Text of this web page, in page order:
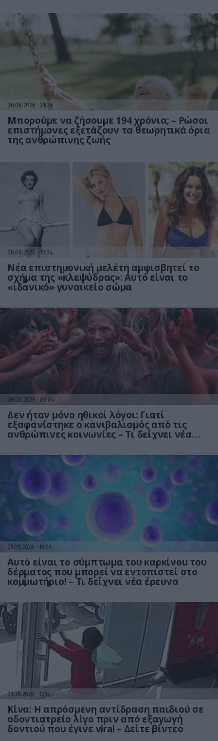
06.08.2026 21:06
Μπορούμε να ζήσουμε 194 χρόνια; – Ρώσοι
επιστήμονες εξετάζουν τα θεωρητικά όρια
της ανθρώπινης ζωής
06.08.2026 15:04
Νέα επιστημονική μελέτη αμφισβητεί το
σχήμα της «κλεψύδρας»: Αυτό είναι το
«ιδανικό» γυναικείο σώμα
06.08.2026 09:04
Δεν ήταν μόνο ηθικοί λόγοι: Γιατί
εξαφανίστηκε ο κανιβαλισμός από τις
ανθρώπινες κοινωνίες – Τι δείχνει νέα
01.08.2026 15:06
Αυτό είναι το σύμπτωμα του καρκίνου του
δέρματος που μπορεί να εντοπιστεί στο
κομμωτήριο! – Τι δείχνει νέα έρευνα
01.08.2026 12:14
Κίνα: Η απρόσμενη αντίδραση παιδιού σε
οδοντιατρείο λίγο πριν από εξαγωγή
δοντιού που έγινε viral – Δείτε βίντεο